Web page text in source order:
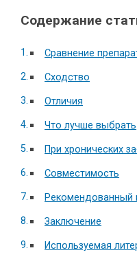
Содержание
Сравнение
Сходство
Отличия
Что лучше выбрать
При хронических
Совместимость
Рекомендованный
Заключение
Используемая